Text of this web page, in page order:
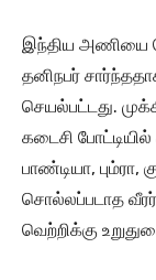
இந்திய அணியை
தனிநபர்
செயல்பட்டது.
கடைசி
பாண்டியா,
சொல்லப்படாத
வெற்றிக்கு